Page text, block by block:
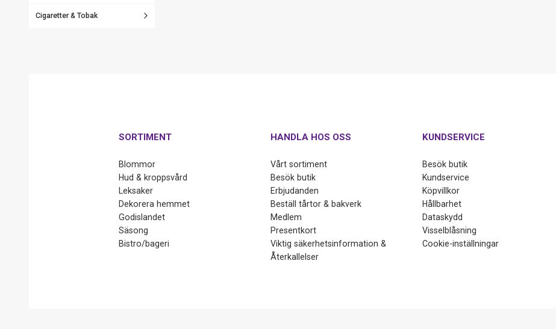
Cigaretter & Tobak
SORTIMENT
Blommor
Hud & kroppsvård
Leksaker
Dekorera hemmet
Godislandet
Säsong
Bistro/bageri
HANDLA HOS OSS
Vårt sortiment
Besök butik
Erbjudanden
Beställ tårtor & bakverk
Medlem
Presentkort
Viktig säkerhetsinformation &
Återkallelser
KUNDSERVICE
Besök butik
Kundservice
Köpvillkor
Hållbarhet
Dataskydd
Visselblåsning
Cookie-inställningar